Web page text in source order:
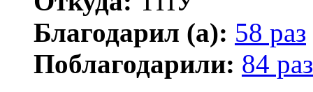
Благодарил (а): 58 раз
Поблагодарили: 84